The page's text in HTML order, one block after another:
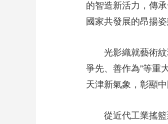
大國展會 大國保險
直播 節目單
的智造新活力，傳
國家共發展的昂揚姿
光影織就藝術紋
爭先、善作為”等重
天津新氣象，彰顯
從近代工業搖籃到